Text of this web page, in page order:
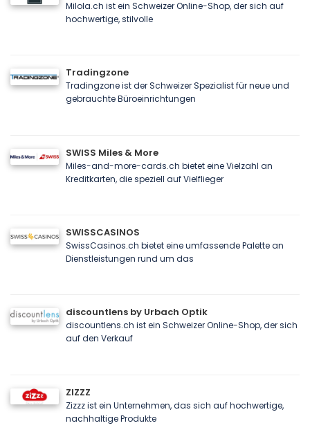
Milola.ch ist ein Schweizer Online-Shop, der sich auf
hochwertige, stilvolle
Tradingzone
Tradingzone ist der Schweizer Spezialist für neue und
gebrauchte Büroeinrichtungen
SWISS Miles & More
Miles-and-more-cards.ch bietet eine Vielzahl an
Kreditkarten, die speziell auf Vielflieger
SWISSCASINOS
SwissCasinos.ch bietet eine umfassende Palette an
Dienstleistungen rund um das
discountlens by Urbach Optik
discountlens.ch ist ein Schweizer Online-Shop, der sich
auf den Verkauf
ZIZZZ
Zizzz ist ein Unternehmen, das sich auf hochwertige,
nachhaltige Produkte